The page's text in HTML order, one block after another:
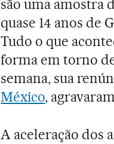
são uma amostra
quase 14 anos de
Tudo o que
forma em torno
semana, sua
México,
A aceleração dos